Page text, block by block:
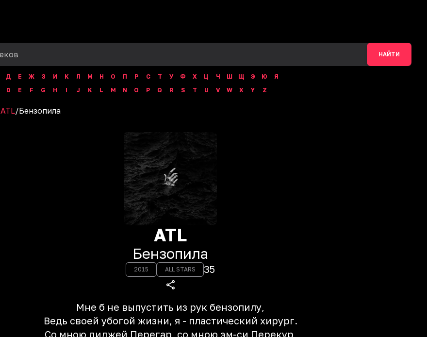
НАЙТИ
Д Е Ж З И К Л М Н О П Р С Т У Ф Х Ц Ч Ш Щ Э Ю
Я
D E F G H I J K L M N O P Q R S T U V W X Y Z
ATL/Бензопила
ATL
Бензопила
2015 ALL STARS 35
Мне б не выпустить из рук бензопилу,
Ведь своей убогой жизни, я - пластический хирург.
Со мною диджей Перегар, со мною эм-си Перекур,